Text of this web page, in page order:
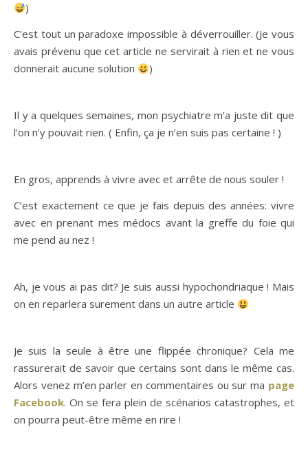
)
C’est tout un paradoxe impossible à déverrouiller. (Je vous
avais prévenu que cet article ne servirait à rien et ne vous
donnerait aucune solution
)
Il y a quelques semaines, mon psychiatre m’a juste dit que
l’on n’y pouvait rien. ( Enfin, ça je n’en suis pas certaine ! )
En gros, apprends à vivre avec et arrête de nous souler !
C’est exactement ce que je fais depuis des années: vivre
avec en prenant mes médocs avant la greffe du foie qui
me pend au nez !
Ah, je vous ai pas dit? Je suis aussi hypochondriaque ! Mais
on en reparlera surement dans un autre article
Je suis la seule à être une flippée chronique? Cela me
rassurerait de savoir que certains sont dans le même cas.
Alors venez m’en parler en commentaires ou sur ma page
Facebook. On se fera plein de scénarios catastrophes, et
on pourra peut-être même en rire !